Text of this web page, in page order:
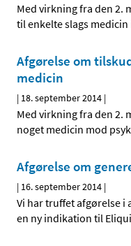
Med virkning fra den 2.
til enkelte slags medicin
Afgørelse om
medicin
| 18. september 2014 |
Med virkning fra den 2.
noget medicin mod
Afgørelse om
| 16. september 2014 |
Vi har truffet afgørelse
en ny indikation til